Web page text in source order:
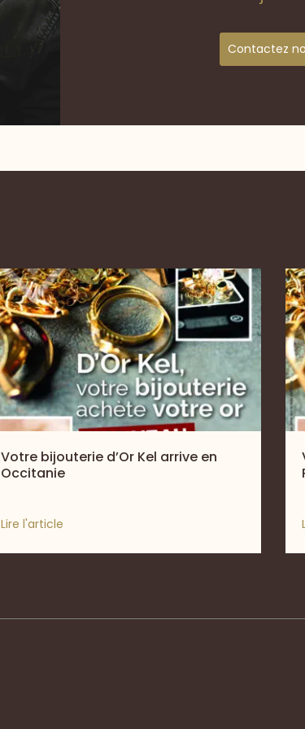
Contactez
Votre bijouterie d’Or Kel arrive en
Occitanie
Lire l'article